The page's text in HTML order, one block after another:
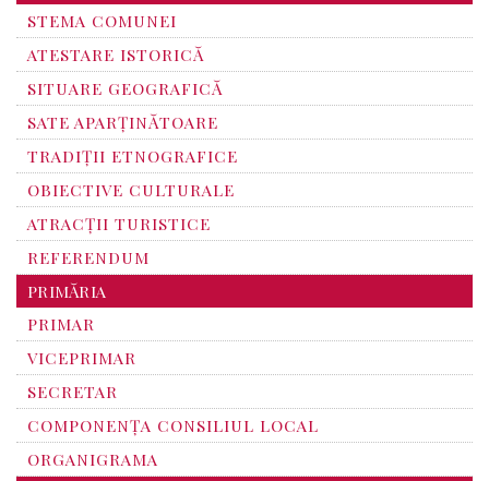
STEMA COMUNEI
ATESTARE ISTORICĂ
SITUARE GEOGRAFICĂ
SATE APARȚINĂTOARE
TRADIȚII ETNOGRAFICE
OBIECTIVE CULTURALE
ATRACȚII TURISTICE
REFERENDUM
PRIMĂRIA
PRIMAR
VICEPRIMAR
SECRETAR
COMPONENȚA CONSILIUL LOCAL
ORGANIGRAMA